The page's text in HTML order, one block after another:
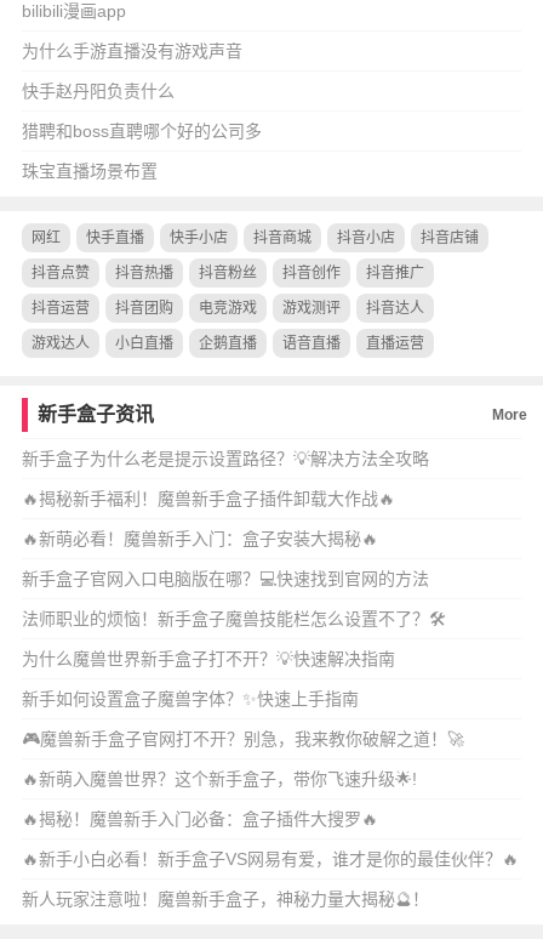
bilibili漫画app
为什么手游直播没有游戏声音
快手赵丹阳负责什么
猎聘和boss直聘哪个好的公司多
珠宝直播场景布置
网红 快手直播 快手小店 抖音商城 抖音小店 抖音店铺
抖音点赞 抖音热播 抖音粉丝 抖音创作 抖音推广
抖音运营 抖音团购 电竞游戏 游戏测评 抖音达人
游戏达人 小白直播 企鹅直播 语音直播 直播运营
新手盒子资讯 More
新手盒子为什么老是提示设置路径？💡解决方法全攻略
🔥揭秘新手福利！魔兽新手盒子插件卸载大作战🔥
🔥新萌必看！魔兽新手入门：盒子安装大揭秘🔥
新手盒子官网入口电脑版在哪？💻快速找到官网的方法
法师职业的烦恼！新手盒子魔兽技能栏怎么设置不了？🛠️
为什么魔兽世界新手盒子打不开？💡快速解决指南
新手如何设置盒子魔兽字体？✨快速上手指南
🎮魔兽新手盒子官网打不开？别急，我来教你破解之道！🚀
🔥新萌入魔兽世界？这个新手盒子，带你飞速升级🌟!
🔥揭秘！魔兽新手入门必备：盒子插件大搜罗🔥
🔥新手小白必看！新手盒子VS网易有爱，谁才是你的最佳伙伴？🔥
新人玩家注意啦！魔兽新手盒子，神秘力量大揭秘🔮！